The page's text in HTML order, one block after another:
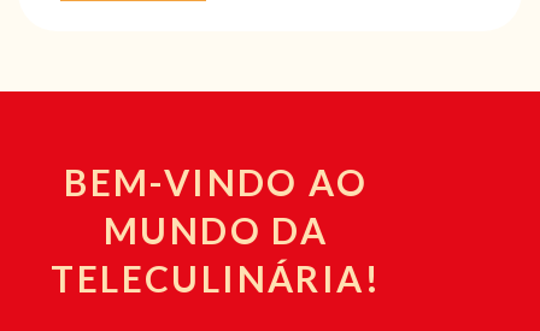
BEM-VINDO AO
MUNDO DA
TELECULINÁRIA!